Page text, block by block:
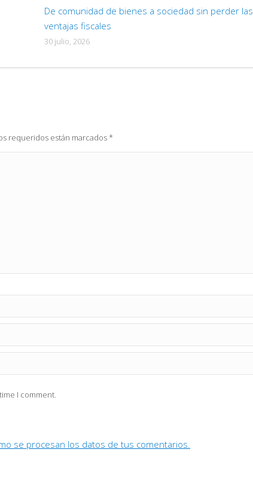
De comunidad de bienes a sociedad sin perder las
ventajas fiscales
30 julio, 2026
requeridos están marcados*
I comment.
se procesan los datos de tus comentarios.